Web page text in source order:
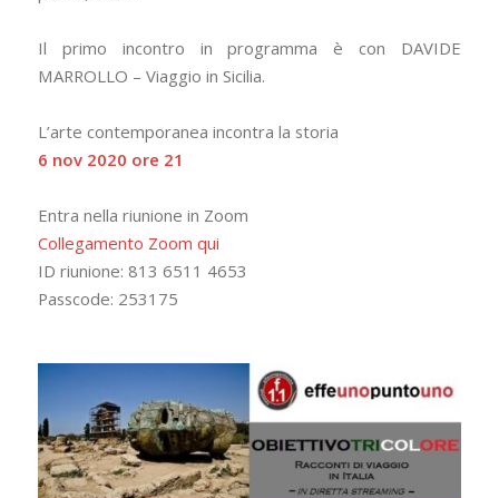
Il primo incontro in programma è con DAVIDE
MARROLLO – Viaggio in Sicilia.
L’arte contemporanea incontra la storia
6 nov 2020 ore 21
Entra nella riunione in Zoom
Collegamento Zoom qui
ID riunione: 813 6511 4653
Passcode: 253175